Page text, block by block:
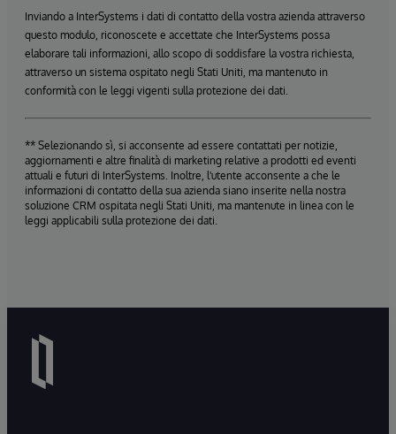
Inviando a InterSystems i dati di contatto della vostra azienda attraverso
questo modulo, riconoscete e accettate che InterSystems possa
elaborare tali informazioni, allo scopo di soddisfare la vostra richiesta,
attraverso un sistema ospitato negli Stati Uniti, ma mantenuto in
conformità con le leggi vigenti sulla protezione dei dati.
** Selezionando sì, si acconsente ad essere contattati per notizie,
aggiornamenti e altre finalità di marketing relative a prodotti ed eventi
attuali e futuri di InterSystems. Inoltre, l'utente acconsente a che le
informazioni di contatto della sua azienda siano inserite nella nostra
soluzione CRM ospitata negli Stati Uniti, ma mantenute in linea con le
leggi applicabili sulla protezione dei dati.